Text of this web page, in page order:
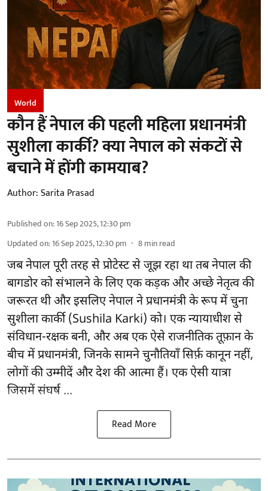
World
कौन हैं नेपाल की पहली महिला प्रधानमंत्री
सुशीला कार्की? क्या नेपाल को संकटों से
बचाने में होंगी कामयाब?
Author:Sarita Prasad
Published on:16 Sep 2025, 12:30 pm
Updated on:16 Sep 2025, 12:30 pm 8min read
जब नेपाल पूरी तरह से प्रोटेस्ट से जूझ रहा था तब नेपाल की
बागडोर को संभालने के लिए एक कड़क और अच्छे नेतृत्व की
जरूरत थी और इसलिए नेपाल ने प्रधानमंत्री के रूप में चुना
सुशीला कार्की (Sushila Karki) को। एक न्यायाधीश से
संविधान-रक्षक बनी, और अब एक ऐसे राजनीतिक तूफ़ान के
बीच में प्रधानमंत्री, जिनके सामने चुनौतियाँ सिर्फ़ कानून नहीं,
लोगों की उम्मीदें और देश की आत्मा हैं। एक ऐसी यात्रा
जिसमें संघर्ष ...
Read More